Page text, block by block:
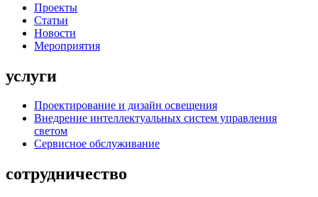
Проекты
Статьи
Новости
Мероприятия
услуги
Проектирование и дизайн освещения
Внедрение интеллектуальных систем управления
светом
Сервисное обслуживание
сотрудничество